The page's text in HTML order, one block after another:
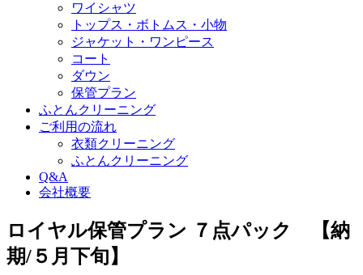
ワイシャツ
トップス・ボトムス・小物
ジャケット・ワンピース
コート
ダウン
保管プラン
ふとんクリーニング
ご利用の流れ
衣類クリーニング
ふとんクリーニング
Q&A
会社概要
ロイヤル保管プラン ７点パック 【納
期/５月下旬】